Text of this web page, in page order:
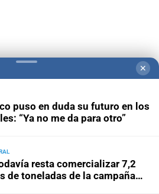
VivíMejor SF Puerto Negocios
✕
puso en duda su futuro en los
“Ya no me da para otro”
resta comercializar 7,2
de toneladas de la campaña